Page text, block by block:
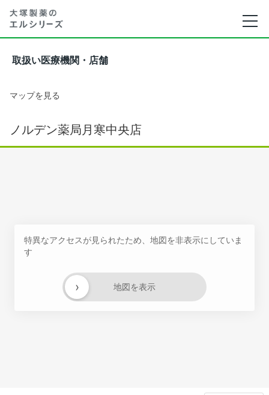
取扱い医療機関・店舗
マップを見る
ノルデン薬局月寒中央店
特異なアクセスが見られたため、地図を非表示にしていま
す
地図を表示
›